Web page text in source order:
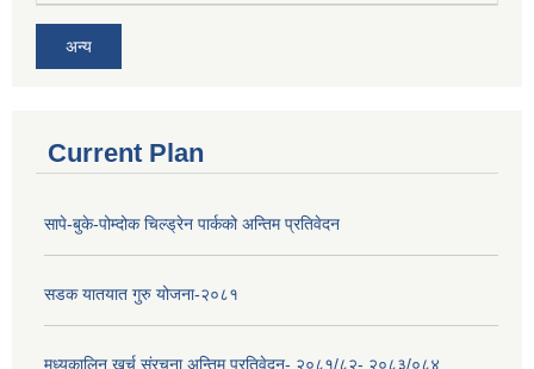
अन्य
Current Plan
सापे-बुके-पोम्दोक चिल्ड्रेन पार्कको अन्तिम प्रतिवेदन
सडक यातयात गुरु योजना-२०८१
मध्यकालिन खर्च संरचना अन्तिम प्रतिवेदन- २०८१/८२- २०८३/०८४